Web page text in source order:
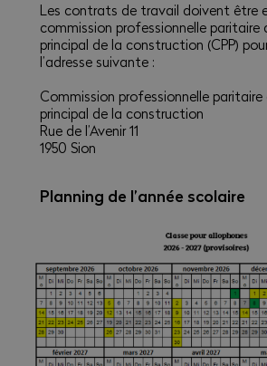
Les contrats de travail doivent être
commission professionnelle paritaire
principal de la construction (CPP)
l’adresse suivante :
Commission professionnelle
principal de la construction
Rue de l’Avenir 11
1950 Sion
Planning de l’année scolaire